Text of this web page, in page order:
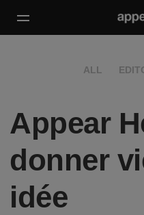
ALL
Appear
donner
idée